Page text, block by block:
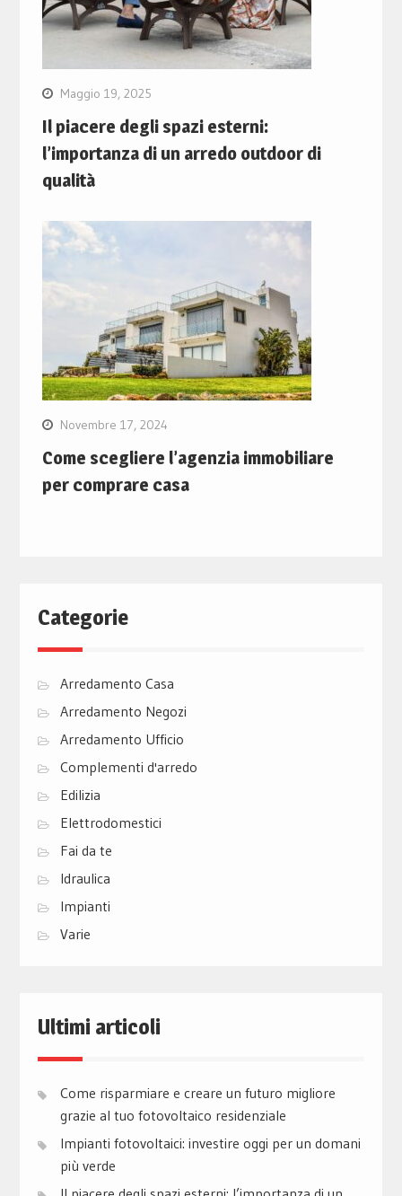
Maggio 19, 2025
Il piacere degli spazi esterni:
l’importanza di un arredo outdoor di
qualità
Novembre 17, 2024
Come scegliere l’agenzia immobiliare
per comprare casa
Categorie
Arredamento Casa
Arredamento Negozi
Arredamento Ufficio
Complementi d'arredo
Edilizia
Elettrodomestici
Fai da te
Idraulica
Impianti
Varie
Ultimi articoli
Come risparmiare e creare un futuro migliore
grazie al tuo fotovoltaico residenziale
Impianti fotovoltaici: investire oggi per un domani
più verde